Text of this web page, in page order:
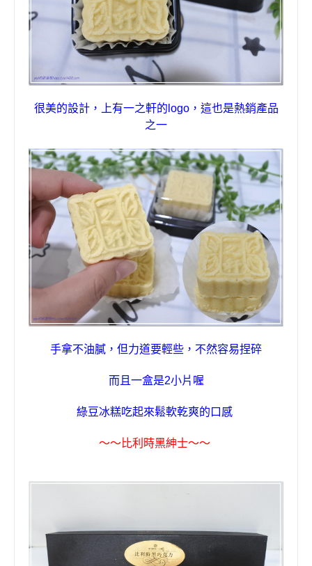
很美的設計， 上有一之軒的 logo，這也是熱銷產品
之一
手拿不油膩，但力道要輕些，不然容易捏碎
而且一盒是2小片喔
綠豆冰糕吃起來鬆軟乾爽的口感
〜〜比利時黑紳士〜〜